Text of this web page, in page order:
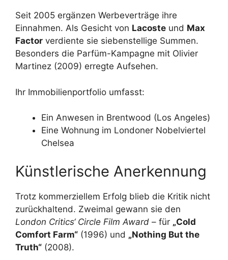
Seit 2005 ergänzen Werbeverträge ihre
Einnahmen. Als Gesicht von Lacoste und Max
Factor verdiente sie siebenstellige Summen.
Besonders die Parfüm-Kampagne mit Olivier
Martinez (2009) erregte Aufsehen.
Ihr Immobilienportfolio umfasst:
Ein Anwesen in Brentwood (Los Angeles)
Eine Wohnung im Londoner Nobelviertel
Chelsea
Künstlerische Anerkennung
Trotz kommerziellem Erfolg blieb die Kritik nicht
zurückhaltend. Zweimal gewann sie den
London Critics‘ Circle Film Award – für „Cold
Comfort Farm“ (1996) und „Nothing But the
Truth“ (2008).